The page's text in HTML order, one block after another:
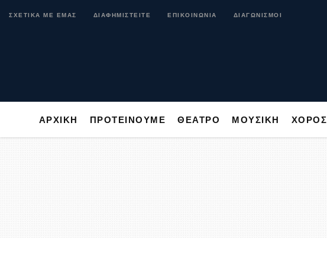
ΣΧΕΤΙΚΑ ΜΕ ΕΜΑΣ ΔΙΑΦΗΜΙΣΤΕΙΤΕ ΕΠΙΚΟΙΝΩΝΙΑ ΔΙΑΓΩΝΙΣΜΟΙ
ΑΡΧΙΚΗ ΠΡΟΤΕΙΝΟΥΜΕ ΘΕΑΤΡΟ ΜΟΥΣΙΚΗ ΧΟΡΟΣ
ΑΡΧΙΚΗ ΠΡΟΤΕΙΝΟΥΜΕ ΘΕΑΤΡΟ ΜΟΥΣΙΚΗ